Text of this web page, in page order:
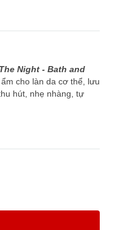
Night - Bath and
cho làn da cơ thể, lưu
hút, nhẹ nhàng, tự